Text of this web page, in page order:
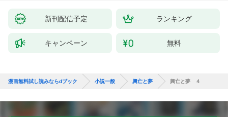
新刊配信予定 ランキング
キャンペーン 無料
漫画無料試し読みならdブック 小説一般 興亡と夢 興亡と夢 ４